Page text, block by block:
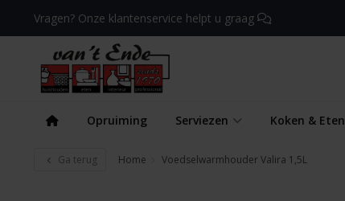
Vragen? Onze klantenservice helpt u graag
Opruiming Serviezen Koken & Eten
Ga terug Home Voedselwarmhouder Valira 1,5L